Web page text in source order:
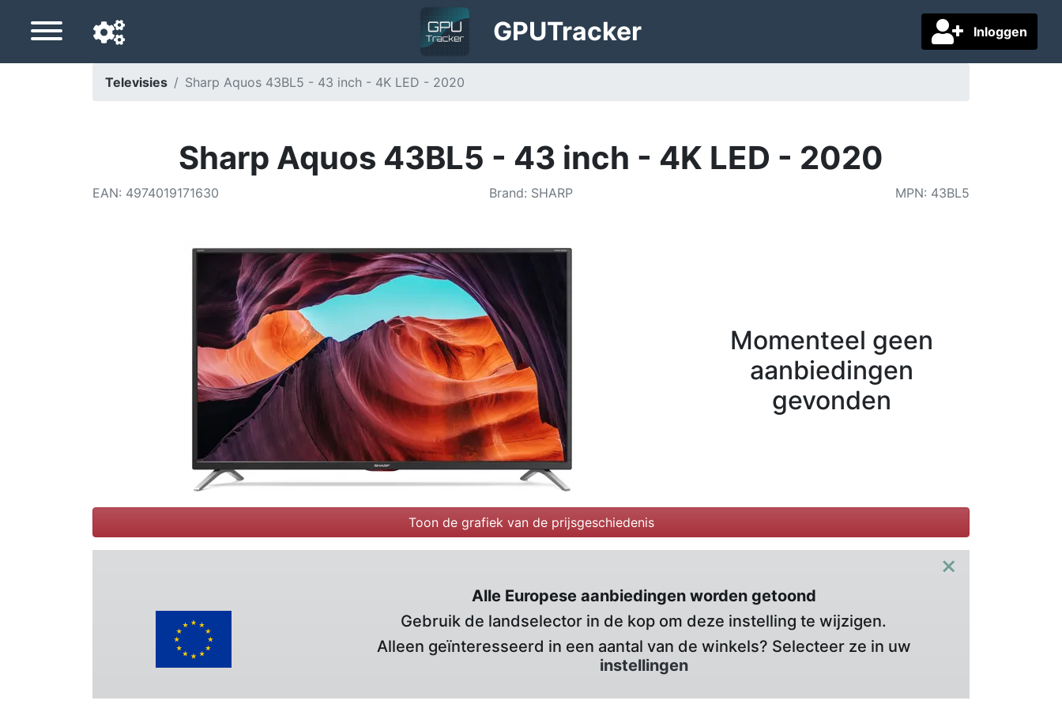
Inloggen
GPUTracker
Televisies Sharp Aquos 43BL5 - 43 inch - 4K LED - 2020
Sharp Aquos 43BL5 - 43 inch - 4K LED - 2020
EAN: 4974019171630 Brand: SHARP MPN: 43BL5
Momenteel geen
aanbiedingen
gevonden
Toon de grafiek van de prijsgeschiedenis
×
Alle Europese aanbiedingen worden getoond
Gebruik de landselector in de kop om deze instelling te wijzigen.
Alleen geïnteresseerd in een aantal van de winkels? Selecteer ze in uw
instellingen